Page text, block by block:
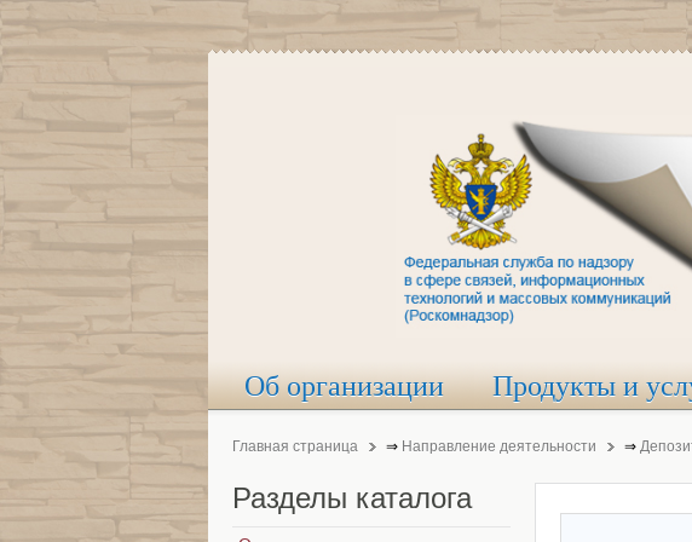
Об организации Продукты и
Главная страница ⇒ Направление деятельности ⇒
Разделы каталога